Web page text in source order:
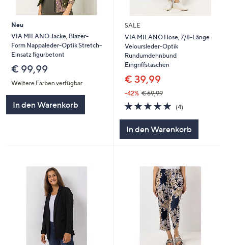
diese
anzuzeigen.
Neu
VIA MILANO Jacke, Blazer-
Form Nappaleder-Optik Stretch-
Einsatz figurbetont
€ 99,99
Weitere Farben verfügbar
In den Warenkorb
SALE
VIA MILANO Hose, 7/8-Länge
Veloursleder-Optik
Rundumdehnbund
Eingriffstaschen
€ 39,99
-42% € 69,99
5.0
von
(4)4
In den Warenkorb